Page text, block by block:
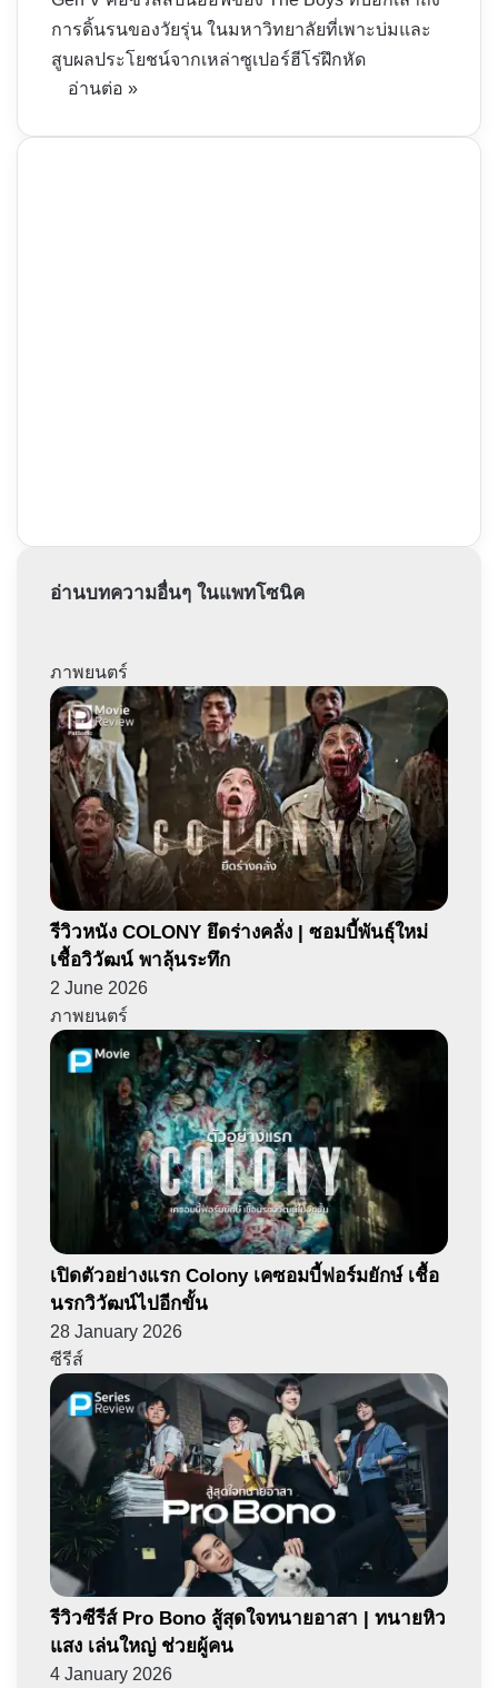
การดิ้นรนของวัยรุ่น ในมหาวิทยาลัยที่เพาะบ่มและ
สูบผลประโยชน์จากเหล่าซูเปอร์ฮีโร่ฝึกหัด
อ่านต่อ »
อ่านบทความอื่นๆ ในแพทโซนิค
ภาพยนตร์
รีวิวหนัง COLONY ยึดร่างคลั่ง | ซอมบี้พันธุ์ใหม่
เชื้อวิวัฒน์ พาลุ้นระทึก
2 June 2026
ภาพยนตร์
เปิดตัวอย่างแรก Colony เคซอมบี้ฟอร์มยักษ์ เชื้อ
นรกวิวัฒน์ไปอีกขั้น
28 January 2026
ซีรีส์
รีวิวซีรีส์ Pro Bono สู้สุดใจทนายอาสา | ทนายหิว
แสง เล่นใหญ่ ช่วยผู้คน
4 January 2026